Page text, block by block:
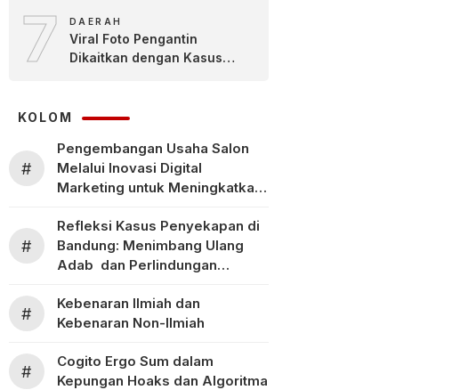
7 DAERAH
Viral Foto Pengantin
Dikaitkan dengan Kasus
KOLOM
#
Pengembangan Usaha Salon
Melalui Inovasi Digital
Marketing untuk Meningkatkan
Salon Mitra, Selong Lombok
Timur
#
Refleksi Kasus Penyekapan di
Bandung: Menimbang Ulang
Adab dan Perlindungan
#
Kebenaran Ilmiah dan
Kebenaran Non-Ilmiah
#
Cogito Ergo Sum dalam
Kepungan Hoaks dan Algoritma